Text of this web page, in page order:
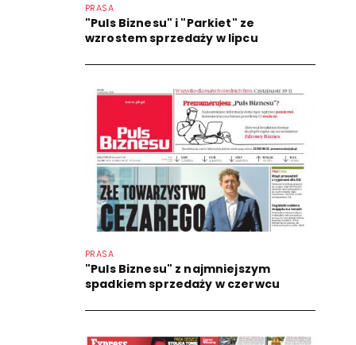
PRASA
"Puls Biznesu" i "Parkiet" ze
wzrostem sprzedaży w lipcu
PRASA
"Puls Biznesu" z najmniejszym
spadkiem sprzedaży w czerwcu